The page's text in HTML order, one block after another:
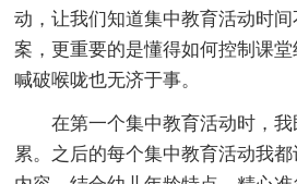
动，让我们知道集中教育活动时
案，更重要的是懂得如何控制课
喊破喉咙也无济于事。
在第一个集中教育活动时，
累。之后的每个集中教育活动我